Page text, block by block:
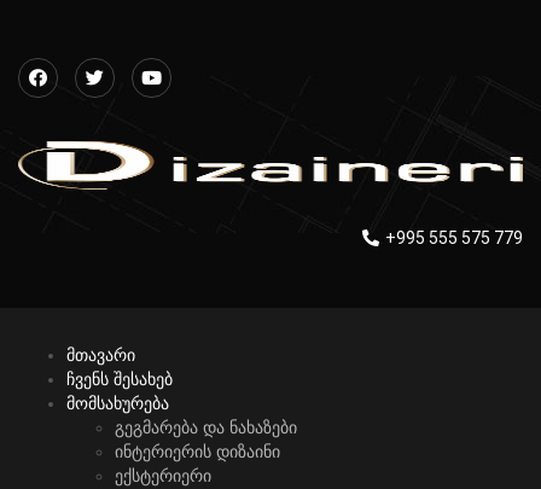
+995 555 575 779
მთავარი
ჩვენს შესახებ
მომსახურება
გეგმარება და ნახაზები
ინტერიერის დიზაინი
ექსტერიერი